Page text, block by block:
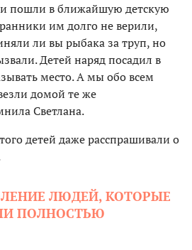
и пошли в ближайшую детскую
им долго не верили,
ли вы рыбака за труп, но
Детей наряд посадил в
место. А мы обо всем
домой те же
Светлана.
детей даже расспрашивали о
ЛЮДЕЙ, КОТОРЫЕ
ПОЛНОСТЬЮ